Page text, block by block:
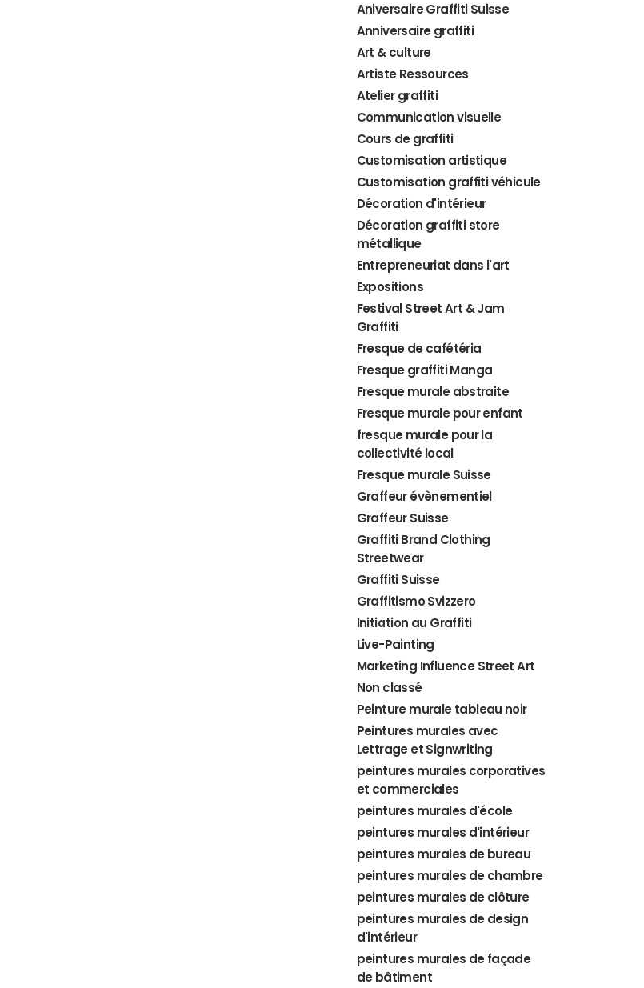
Aniversaire Graffiti Suisse
Anniversaire graffiti
Art & culture
Artiste Ressources
Atelier graffiti
Communication visuelle
Cours de graffiti
Customisation artistique
Customisation graffiti véhicule
Décoration d'intérieur
Décoration graffiti store
métallique
Entrepreneuriat dans l'art
Expositions
Festival Street Art & Jam
Graffiti
Fresque de cafétéria
Fresque graffiti Manga
Fresque murale abstraite
Fresque murale pour enfant
fresque murale pour la
collectivité local
Fresque murale Suisse
Graffeur évènementiel
Graffeur Suisse
Graffiti Brand Clothing
Streetwear
Graffiti Suisse
Graffitismo Svizzero
Initiation au Graffiti
Live-Painting
Marketing Influence Street Art
Non classé
Peinture murale tableau noir
Peintures murales avec
Lettrage et Signwriting
peintures murales corporatives
et commerciales
peintures murales d'école
peintures murales d'intérieur
peintures murales de bureau
peintures murales de chambre
peintures murales de clôture
peintures murales de design
d'intérieur
peintures murales de façade
de bâtiment